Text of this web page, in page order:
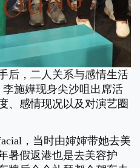
后，二人关系与感情生活
李施嬅现身尖沙咀出席活
、感情现况以及对演艺圈
，当时由婶婶带她去美
暑假返港也是去美容护